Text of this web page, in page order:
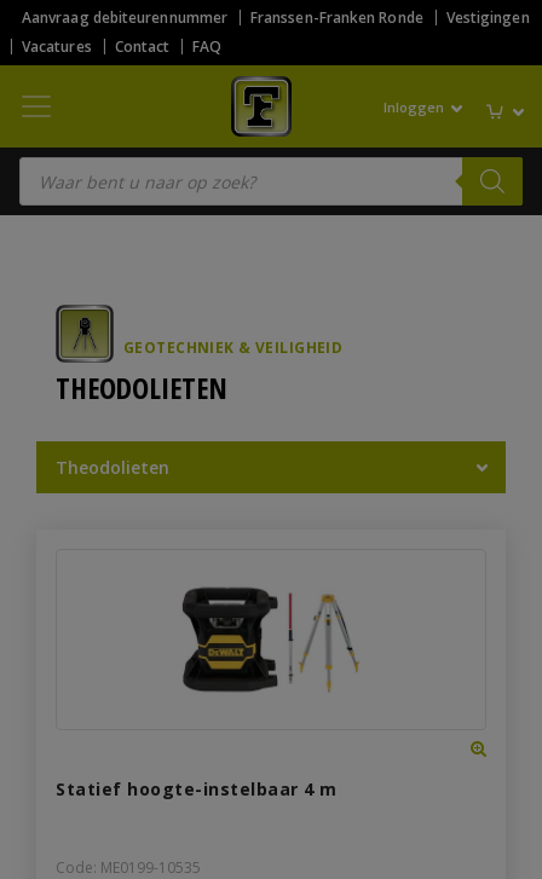
Aanvraag debiteurennummer Franssen-Franken Ronde
Vestigingen
Vacatures
Contact FAQ
Inloggen
Producten zoeken
GEOTECHNIEK & VEILIGHEID
THEODOLIETEN
Theodolieten
Statief hoogte-instelbaar 4 m
Code: ME0199-10535